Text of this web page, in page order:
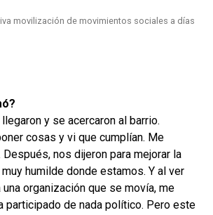
y se acercaron al barrio.
cosas y vi que cumplían. Me
nos dijeron para mejorar la
humilde donde estamos. Y al ver
organización que se movía, me
participado de nada político. Pero este